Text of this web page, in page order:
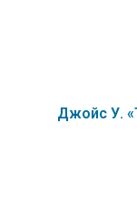
Джойс У.